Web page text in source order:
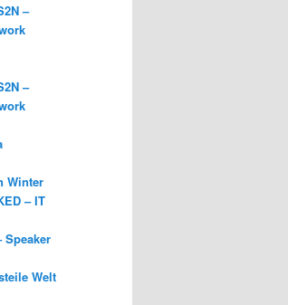
–
–
Winter
– IT
Speaker
Welt